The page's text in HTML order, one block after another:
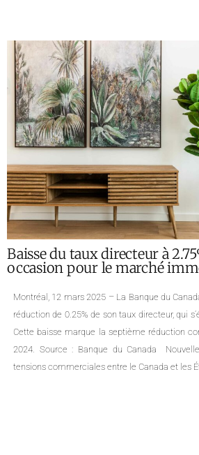
Analyse du marché
pour Janvier 2025 :
par Quartier
Notre équipe de courtiers immobiliers à
dernières données statistiques de l’APCIQ et
ainsi que pour plusieurs de ses quartiers,
2025. Portrait global de l’immobilier sur